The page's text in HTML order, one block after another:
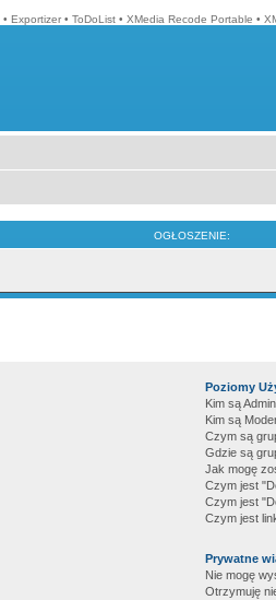
• Exportizer • ToDoList • XMedia Recode Portable •
OGŁOSZENIE:
Poziomy
Kim są
Kim są
Czym są
Gdzie są
Jak mogę
Czym jest
Czym jest
Czym jest
Prywatne
Nie mogę
Otrzymuję